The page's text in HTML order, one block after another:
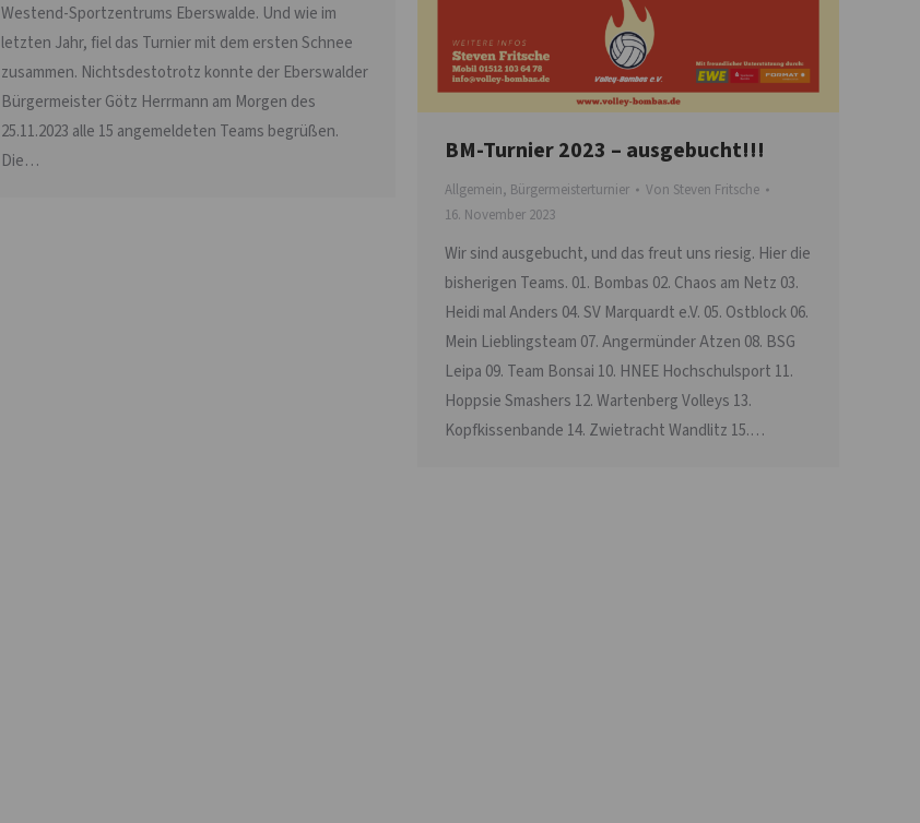
Westend-Sportzentrums Eberswalde. Und wie im
letzten Jahr, fiel das Turnier mit dem ersten Schnee
zusammen. Nichtsdestotrotz konnte der Eberswalder
Bürgermeister Götz Herrmann am Morgen des
25.11.2023 alle 15 angemeldeten Teams begrüßen.
Die…
BM-Turnier 2023 – ausgebucht!!!
Allgemein, Bürgermeisterturnier Von Steven Fritsche
16. November 2023
Wir sind ausgebucht, und das freut uns riesig. Hier die
bisherigen Teams. 01. Bombas 02. Chaos am Netz 03.
Heidi mal Anders 04. SV Marquardt e.V. 05. Ostblock 06.
Mein Lieblingsteam 07. Angermünder Atzen 08. BSG
Leipa 09. Team Bonsai 10. HNEE Hochschulsport 11.
Hoppsie Smashers 12. Wartenberg Volleys 13.
Kopfkissenbande 14. Zwietracht Wandlitz 15.…